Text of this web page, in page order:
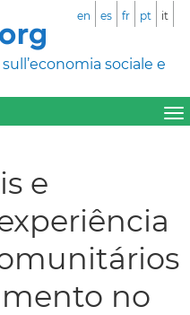
sociale e
en es fr pt it
e
no